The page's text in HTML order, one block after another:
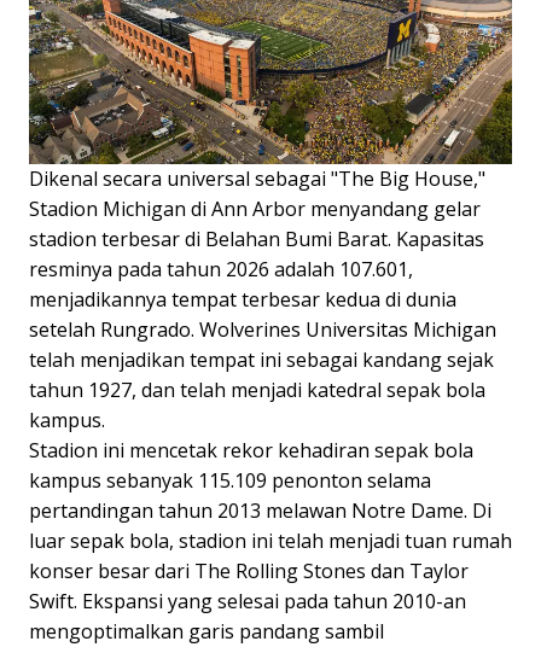
Dikenal secara universal sebagai "The Big House,"
Stadion Michigan di Ann Arbor menyandang gelar
stadion terbesar di Belahan Bumi Barat. Kapasitas
resminya pada tahun 2026 adalah 107.601,
menjadikannya tempat terbesar kedua di dunia
setelah Rungrado. Wolverines Universitas Michigan
telah menjadikan tempat ini sebagai kandang sejak
tahun 1927, dan telah menjadi katedral sepak bola
kampus.
Stadion ini mencetak rekor kehadiran sepak bola
kampus sebanyak 115.109 penonton selama
pertandingan tahun 2013 melawan Notre Dame. Di
luar sepak bola, stadion ini telah menjadi tuan rumah
konser besar dari The Rolling Stones dan Taylor
Swift. Ekspansi yang selesai pada tahun 2010-an
mengoptimalkan garis pandang sambil